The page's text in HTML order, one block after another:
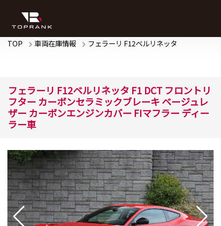
TOP 車両在庫情報 フェラーリ F12ベルリネッタ
フェラーリ F12ベルリネッタ F1 DCT フロントリ
フター カーボンセラミックブレーキ ベージュレ
ザー カーボンエンジンカバー FIマフラー ディー
ラー車